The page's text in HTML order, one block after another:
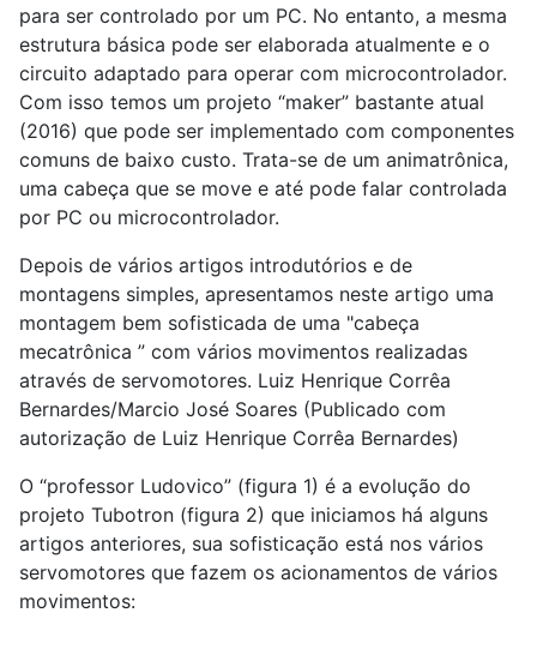
para ser controlado por um PC. No entanto, a mesma
estrutura básica pode ser elaborada atualmente e o
circuito adaptado para operar com microcontrolador.
Com isso temos um projeto “maker” bastante atual
(2016) que pode ser implementado com componentes
comuns de baixo custo. Trata-se de um animatrônica,
uma cabeça que se move e até pode falar controlada
por PC ou microcontrolador.
Depois de vários artigos introdutórios e de
montagens simples, apresentamos neste artigo uma
montagem bem sofisticada de uma "cabeça
mecatrônica ” com vários movimentos realizadas
através de servomotores. Luiz Henrique Corrêa
Bernardes/Marcio José Soares (Publicado com
autorização de Luiz Henrique Corrêa Bernardes)
O “professor Ludovico” (figura 1) é a evolução do
projeto Tubotron (figura 2) que iniciamos há alguns
artigos anteriores, sua sofisticação está nos vários
servomotores que fazem os acionamentos de vários
movimentos: